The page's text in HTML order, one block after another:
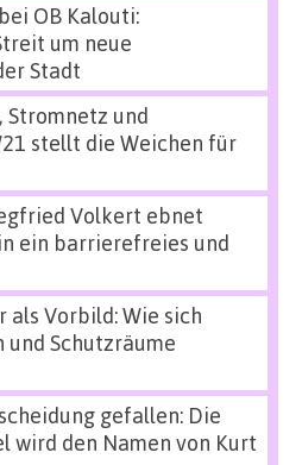
OB Kalouti:
um neue
Stadt
Stromnetz und
stellt die Weichen für
Volkert ebnet
ein barrierefreies und
als Vorbild: Wie sich
Schutzräume
gefallen: Die
wird den Namen von Kurt